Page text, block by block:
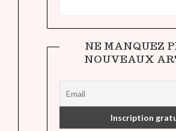
NE MANQUEZ
NOUVEAUX